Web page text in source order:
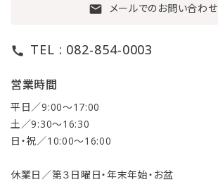
mail メールでのお問い合わせ
call TEL : 082-854-0003
営業時間
平日／9:00〜17:00
土／9:30〜16:30
日・祝／10:00〜16:00
休業日／第３日曜日・年末年始・お盆